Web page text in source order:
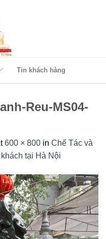
Tin khách hàng
Reu-MS04-
600 × 800 in Chế Tác và
tại Hà Nội